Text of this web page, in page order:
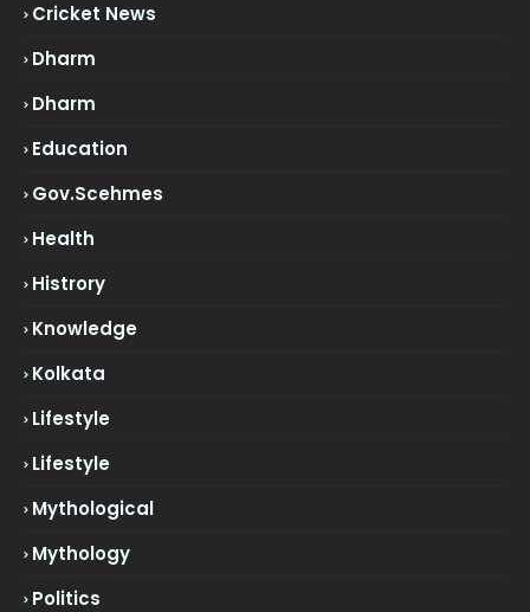
Cricket News
Dharm
Dharm
Education
Gov.scehmes
Health
Histrory
Knowledge
Kolkata
Lifestyle
Lifestyle
Mythological
Mythology
Politics